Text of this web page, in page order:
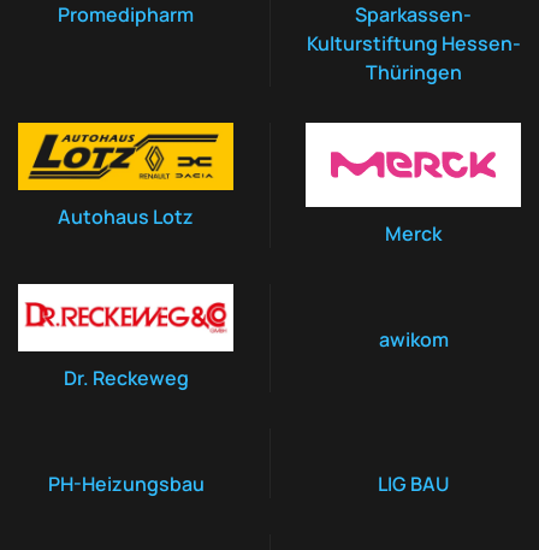
Promedipharm
Sparkassen-
Kulturstiftung Hessen-
Thüringen
Autohaus Lotz
Merck
Dr. Reckeweg
awikom
PH-Heizungsbau LIG BAU